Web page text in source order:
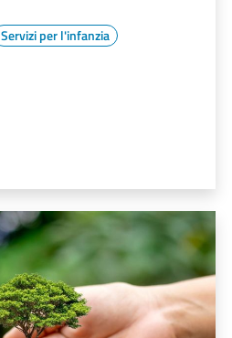
Servizi per l'infanzia